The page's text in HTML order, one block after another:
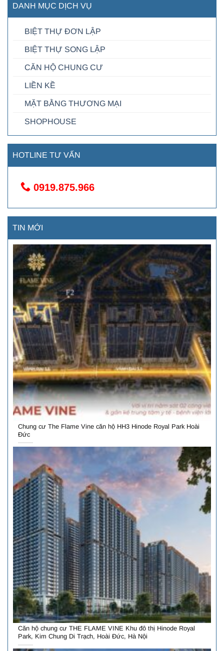
DANH MỤC DỊCH VỤ
BIỆT THỰ ĐƠN LẬP
BIỆT THỰ SONG LẬP
CĂN HỘ CHUNG CƯ
LIỀN KỀ
MẶT BẰNG THƯƠNG MẠI
SHOPHOUSE
HOTLINE TƯ VẤN
0919.875.966
TIN MỚI
Chung cư The Flame Vine căn hộ HH3 Hinode Royal Park Hoài
Đức
Căn hộ chung cư THE FLAME VINE Khu đô thị Hinode Royal
Park, Kim Chung Di Trạch, Hoài Đức, Hà Nội